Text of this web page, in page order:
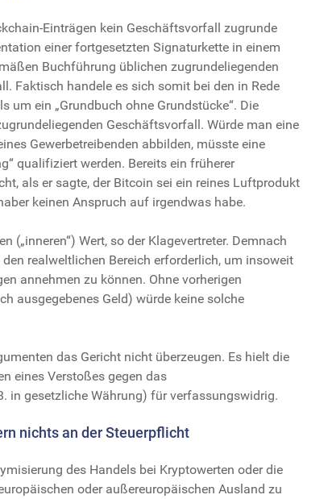
Einträgen kein Geschäftsvorfall zugrunde
einer fortgesetzten Signaturkette in einem
Buchführung üblichen zugrundeliegenden
Faktisch handele es sich somit bei den in Rede
um ein „Grundbuch ohne Grundstücke“. Die
Geschäftsvorfall. Würde man eine
Gewerbetreibenden abbilden, müsste eine
qualifiziert werden. Bereits ein früherer
als er sagte, der Bitcoin sei ein reines Luftprodukt
keinen Anspruch auf irgendwas habe.
Wert, so der Klagevertreter. Demnach
realweltlichen Bereich erforderlich, um insoweit
annehmen zu können. Ohne vorherigen
ausgegebenes Geld) würde keine solche
das Gericht nicht überzeugen. Es hielt die
eines Verstoßes gegen das
in gesetzliche Währung) für verfassungswidrig.
nichts an der Steuerpflicht
des Handels bei Kryptowerten oder die
oder außereuropäischen Ausland zu